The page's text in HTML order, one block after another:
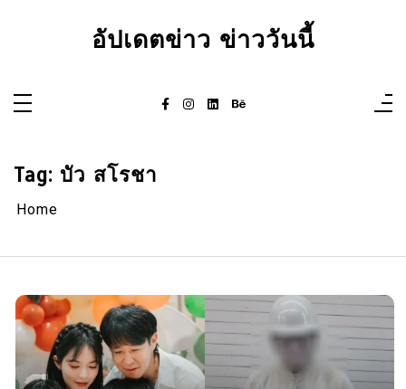
อัปเดตข่าว ข่าววันนี้
Tag: บัว สโรชา
Home